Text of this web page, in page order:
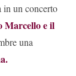
in un concerto
Marcello e il
una